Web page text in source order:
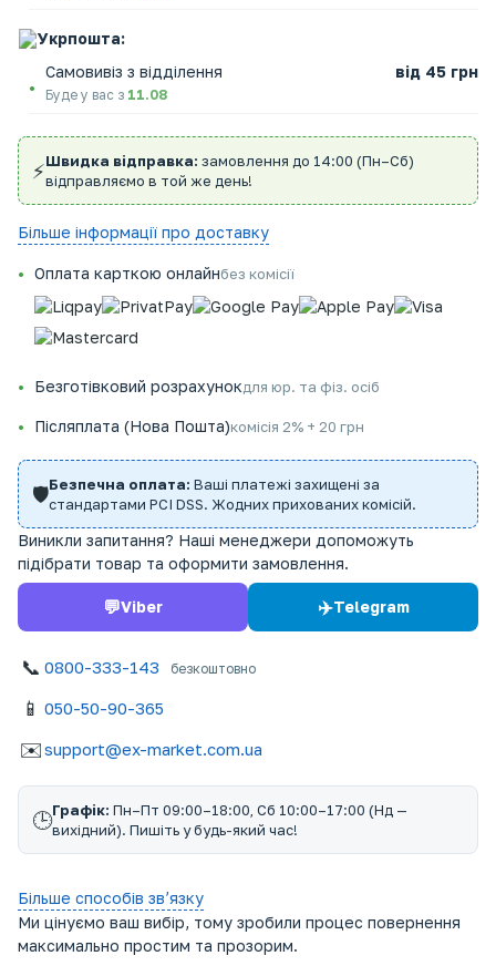
Укрпошта:
Самовивіз з відділення
Буде у вас з 11.08
від 45 грн
⚡Швидка відправка: замовлення до 14:00 (Пн–Сб)
відправляємо в той же день!
Більше інформації про доставку
Оплата карткою онлайнбез комісії
Безготівковий розрахунокдля юр. та фіз. осіб
Післяплата (Нова Пошта)комісія 2% + 20 грн
🛡️Безпечна оплата: Ваші платежі захищені за
стандартами PCI DSS. Жодних прихованих комісій.
Виникли запитання? Наші менеджери допоможуть
підібрати товар та оформити замовлення.
💬Viber ✈️Telegram
📞 0800-333-143 безкоштовно
📱 050-50-90-365
✉️support@ex-market.com.ua
🕒Графік: Пн–Пт 09:00–18:00, Сб 10:00–17:00 (Нд —
вихідний). Пишіть у будь-який час!
Більше способів звʼязку
Ми цінуємо ваш вибір, тому зробили процес повернення
максимально простим та прозорим.